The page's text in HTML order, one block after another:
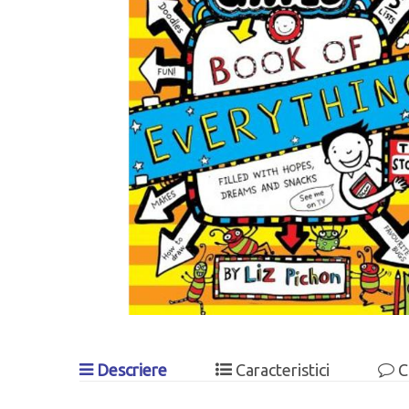
Descriere Caracteristici